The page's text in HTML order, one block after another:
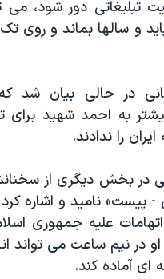
تبلیغاتی دور شود، می
و سالها بماند و روی
در حالی بیان شد
به احمد شهید برای
را ندادند.
در بخش دیگری از
پیست» نامید و اشاره کرد
علیه جمهوری
در نیم ساعت می تواند